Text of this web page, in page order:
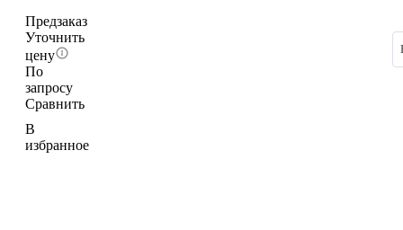
Предзаказ
Уточнить
цену
По
запросу
Сравнить
В
избранное